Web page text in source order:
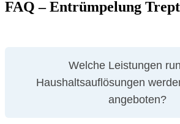
FAQ – Entrümpelung
Welche Leistungen
Haushaltsauflösungen
angeboten?